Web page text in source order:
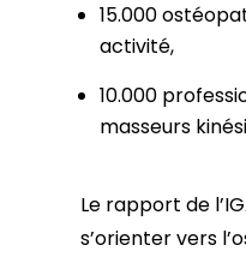
15.000
activité,
10.000
masseurs
Le rapport de
s’orienter vers